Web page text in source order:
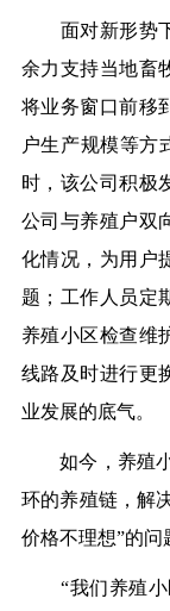
面对新形势下
余力支持当地畜
将业务窗口前移
户生产规模等方
时，该公司积极
公司与养殖户双
化情况，为用户
题；工作人员定
养殖小区检查维
线路及时进行更
业发展的底气。
如今，养殖小
环的养殖链，解
价格不理想”的问
“我们养殖小